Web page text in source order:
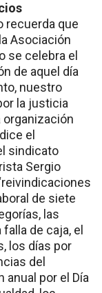
recuerda que
Asociación
se celebra el
de aquel día
nuestro
la justicia
organización
el
sindicato
Sergio
de siete
las
de caja, el
los días por
del
por el Día